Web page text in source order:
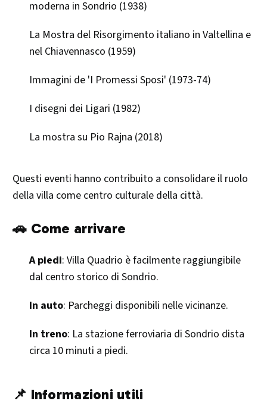
moderna in Sondrio (1938)
La Mostra del Risorgimento italiano in Valtellina e
nel Chiavennasco (1959)
Immagini de 'I Promessi Sposi' (1973-74)
I disegni dei Ligari (1982)
La mostra su Pio Rajna (2018) ​
Questi eventi hanno contribuito a consolidare il ruolo
della villa come centro culturale della città.​
🚗 Come arrivare
A piedi: Villa Quadrio è facilmente raggiungibile
dal centro storico di Sondrio.
In auto: Parcheggi disponibili nelle vicinanze.
In treno: La stazione ferroviaria di Sondrio dista
circa 10 minuti a piedi.​
📌 Informazioni utili